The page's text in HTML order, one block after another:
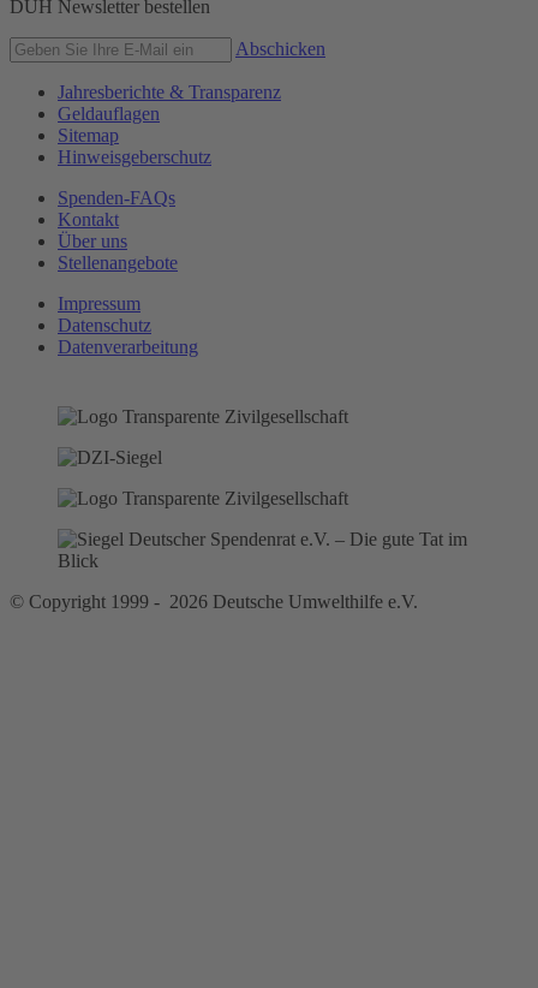
DUH Newsletter bestellen
Abschicken
Jahresberichte & Transparenz
Geldauflagen
Sitemap
Hinweisgeberschutz
Spenden-FAQs
Kontakt
Über uns
Stellenangebote
Impressum
Datenschutz
Datenverarbeitung
© Copyright 1999 - 2026 Deutsche Umwelthilfe e.V.